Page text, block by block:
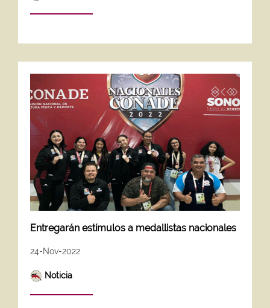
Entregarán estímulos a medallistas nacionales
24-Nov-2022
Noticia